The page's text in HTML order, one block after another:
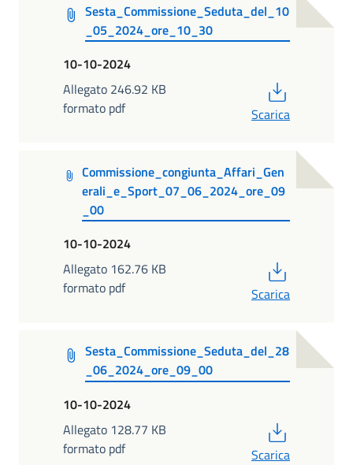
Sesta_Commissione_Seduta_del_10
_05_2024_ore_10_30
10-10-2024
Allegato 246.92 KB
formato pdf
Scarica
Commissione_congiunta_Affari_Gen
erali_e_Sport_07_06_2024_ore_09
_00
10-10-2024
Allegato 162.76 KB
formato pdf
Scarica
Sesta_Commissione_Seduta_del_28
_06_2024_ore_09_00
10-10-2024
Allegato 128.77 KB
formato pdf
Scarica